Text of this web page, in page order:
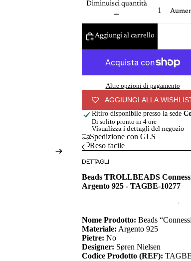
Diminuisci quantità
Aggiungi al carrello
Altre opzioni di pagamento
AGGIUNGI ALLA
Ritiro disponibile presso la sede
Di solito pronto in 4 ore
Visualizza i dettagli del negozio
Spedizione con GLS
Reso facile
DETTAGLI
Beads TROLLBEADS
Argento 925 - TAGBE-10277
Nome Prodotto: Beads
Materiale: Argento 925
Pietre: No
Designer: Søren Nielsen
Codice Prodotto (REF):